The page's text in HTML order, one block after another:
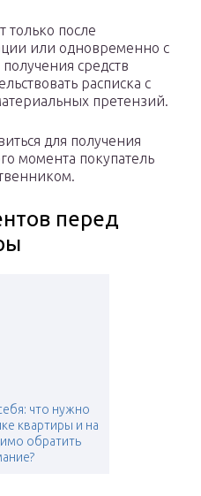
только после
или одновременно с
средств
расписка с
претензий.
для получения
момента покупатель
перед
что нужно
квартиры и на
обратить